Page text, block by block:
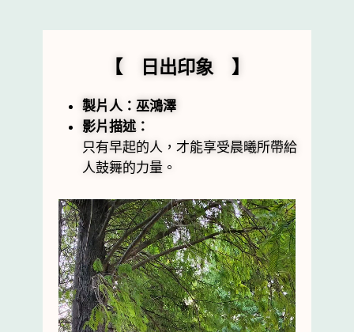
【 日出印象 】
製片人：巫鴻澤
影片描述：
只有早起的人，才能享受晨曦所帶給
人鼓舞的力量。